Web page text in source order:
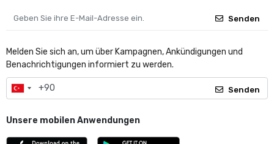
Senden
Melden Sie sich an, um über Kampagnen, Ankündigungen und
Benachrichtigungen informiert zu werden.
Senden
Unsere mobilen Anwendungen